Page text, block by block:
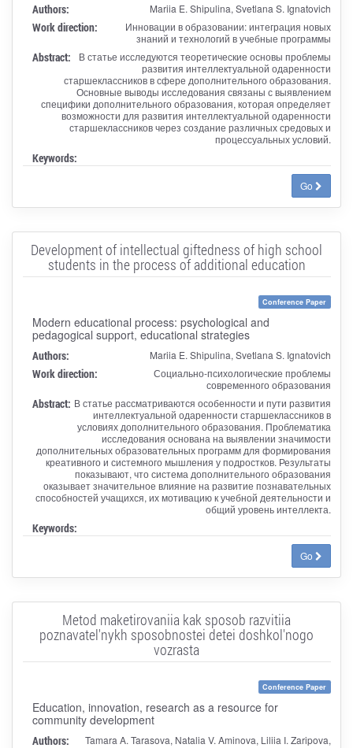
Authors: Mariia E. Shipulina, Svetlana S. Ignatovich
Work direction:
Инновации в образовании: интеграция новых
знаний и технологий в учебные программы
Abstract:
В статье исследуются теоретические основы проблемы
развития интеллектуальной одаренности
старшеклассников в сфере дополнительного образования.
Основные выводы исследования связаны с выявлением
специфики дополнительного образования, которая определяет
возможности для развития интеллектуальной одаренности
старшеклассников через создание различных средовых и
процессуальных условий.
Keywords:
Go
Development of intellectual giftedness of high school
students in the process of additional education
Conference Paper
Modern educational process: psychological and
pedagogical support, educational strategies
Authors: Mariia E. Shipulina, Svetlana S. Ignatovich
Work direction:
Социально-психологические проблемы
современного образования
Abstract: В статье рассматриваются особенности и пути развития
интеллектуальной одаренности старшеклассников в
условиях дополнительного образования. Проблематика
исследования основана на выявлении значимости
дополнительных образовательных программ для формирования
креативного и системного мышления у подростков. Результаты
показывают, что система дополнительного образования
оказывает значительное влияние на развитие познавательных
способностей учащихся, их мотивацию к учебной деятельности и
общий уровень интеллекта.
Keywords:
Go
Metod maketirovaniia kak sposob razvitiia
poznavatel'nykh sposobnostei detei doshkol'nogo
vozrasta
Conference Paper
Education, innovation, research as a resource for
community development
Authors:
Tamara A. Tarasova, Natalia V. Aminova, Liliia I. Zaripova,